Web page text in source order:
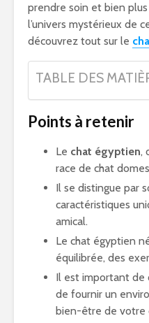
prendre soin et bien
l’univers mystérieux de
découvrez tout sur le
TABLE DES
Points à retenir
Le chat égyptien,
race de chat
Il se distingue par
caractéristiques
amical.
Le chat égyptien
équilibrée, des
Il est important de
de fournir un
bien-être de votre